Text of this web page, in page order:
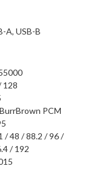
A, USB-B
128
PCM
/ 48 / 88.2 / 96 /
/ 192